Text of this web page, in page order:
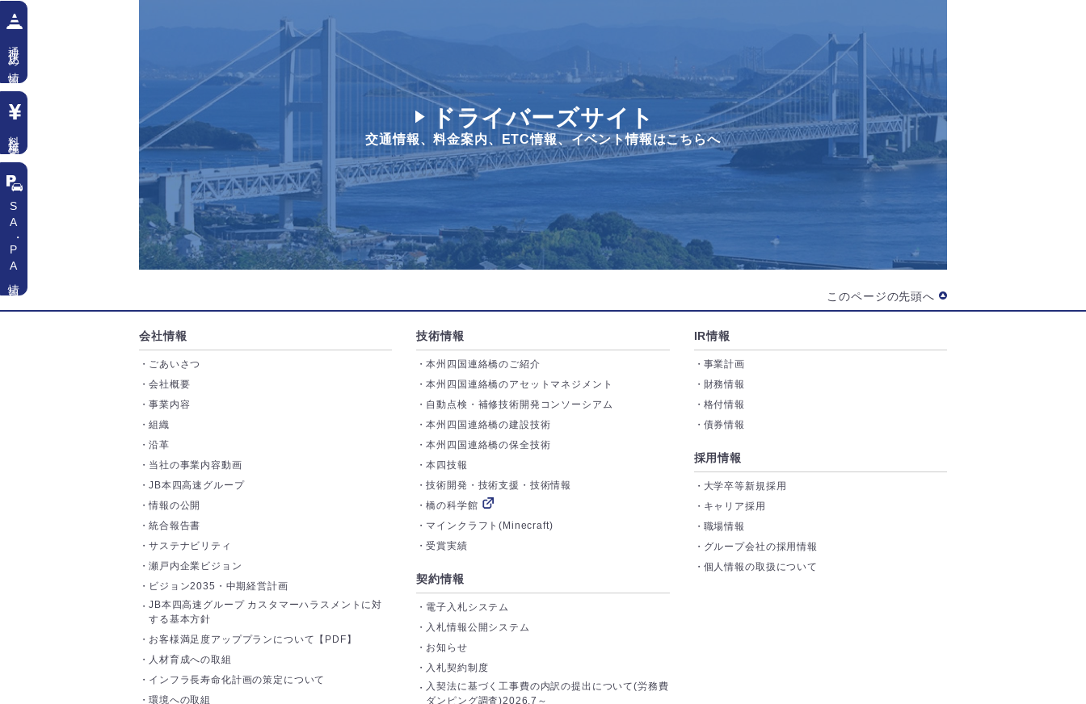
ドライバーズサイト
交通情報、料金案内、 ETC情報、イベント情報はこちらへ
このページの先頭へ
会社情報
ごあいさつ
会社概要
事業内容
組織
沿革
当社の事業内容動画
JB本四高速グループ
情報の公開
統合報告書
サステナビリティ
瀬戸内企業ビジョン
ビジョン2035・中期経営計画
JB本四高速グループ カスタマーハラスメントに対
する基本方針
お客様満足度アッププランについて【PDF】
人材育成への取組
インフラ長寿命化計画の策定について
環境への取組
技術情報
本州四国連絡橋のご紹介
本州四国連絡橋のアセットマネジメント
自動点検・補修技術開発コンソーシアム
本州四国連絡橋の建設技術
本州四国連絡橋の保全技術
本四技報
技術開発・技術支援・技術情報
橋の科学館
マインクラフト(Minecraft)
受賞実績
契約情報
電子入札システム
入札情報公開システム
お知らせ
入札契約制度
入契法に基づく工事費の内訳の提出について(労務費
ダンピング調査)2026.7～
IR情報
事業計画
財務情報
格付情報
債券情報
採用情報
大学卒等新規採用
キャリア採用
職場情報
グループ会社の採用情報
個人情報の取扱について
通行止め情報
料金検索
SA
・
PA情報